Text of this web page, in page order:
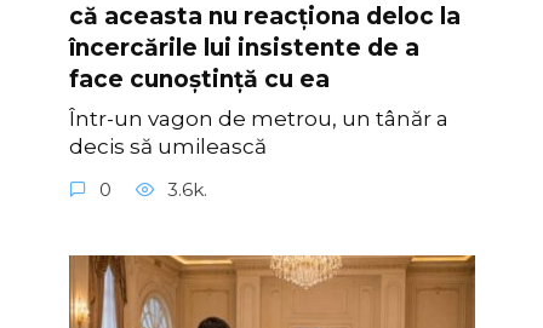
că aceasta nu reacționa deloc la
încercările lui insistente de a
face cunoștință cu ea
Într-un vagon de metrou, un tânăr a
decis să umilească
0 3.6k.